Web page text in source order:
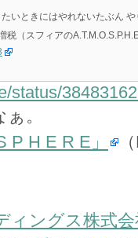
いときにはやれないたぶん
税（スフィアの
status/
。
P H E R E」
ィングス株式